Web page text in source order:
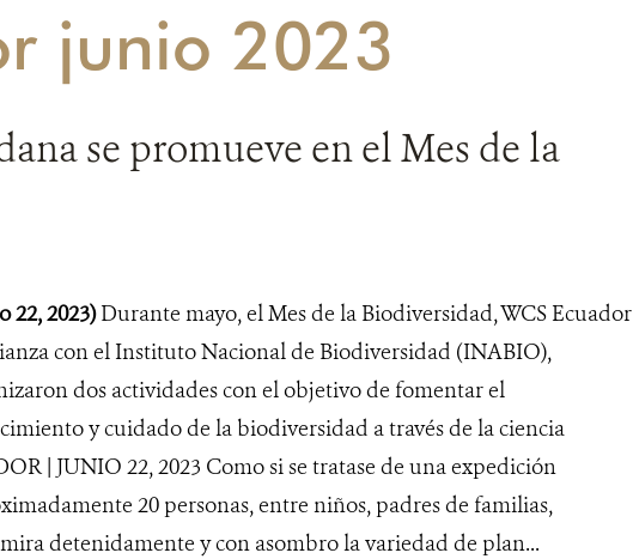
junio 2023
se promueve en el Mes de la
22, 2023)Durante mayo, el Mes de la Biodiversidad, WCS Ecuador
con el Instituto Nacional de Biodiversidad (INABIO),
dos actividades con el objetivo de fomentar el
y cuidado de la biodiversidad a través de la ciencia
| JUNIO 22, 2023 Como si se tratase de una expedición
20 personas, entre niños, padres de familias,
detenidamente y con asombro la variedad de plan...